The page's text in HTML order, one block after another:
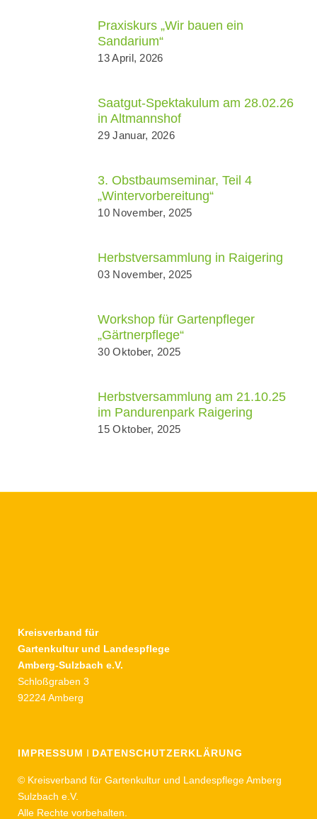
Praxiskurs „Wir bauen ein
Sandarium“
13 April, 2026
Saatgut-Spektakulum am 28.02.26
in Altmannshof
29 Januar, 2026
3. Obstbaumseminar, Teil 4
„Wintervorbereitung“
10 November, 2025
Herbstversammlung in Raigering
03 November, 2025
Workshop für Gartenpfleger
„Gärtnerpflege“
30 Oktober, 2025
Herbstversammlung am 21.10.25
im Pandurenpark Raigering
15 Oktober, 2025
Kreisverband für
Gartenkultur und Landespflege
Amberg-Sulzbach e.V.
Schloßgraben 3
92224 Amberg
IMPRESSUM I DATENSCHUTZERKLÄRUNG
© Kreisverband für Gartenkultur und Landespflege Amberg
Sulzbach e.V.
Alle Rechte vorbehalten.